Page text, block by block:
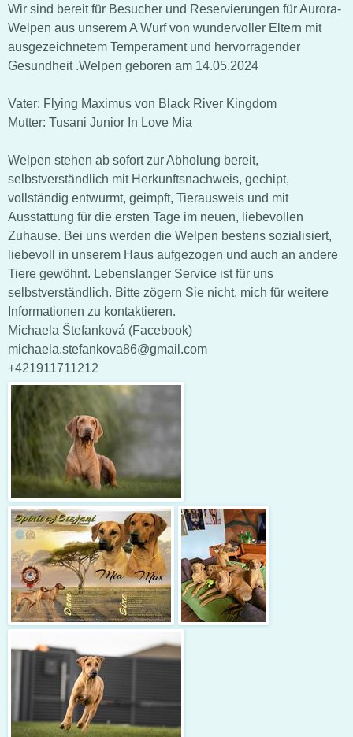
Wir sind bereit für Besucher und Reservierungen für Aurora-
Welpen aus unserem A Wurf von wundervoller Eltern mit
ausgezeichnetem Temperament und hervorragender
Gesundheit .Welpen geboren am 14.05.2024
Vater: Flying Maximus von Black River Kingdom
Mutter: Tusani Junior In Love Mia
Welpen stehen ab sofort zur Abholung bereit,
selbstverständlich mit Herkunftsnachweis, gechipt,
vollständig entwurmt, geimpft, Tierausweis und mit
Ausstattung für die ersten Tage im neuen, liebevollen
Zuhause. Bei uns werden die Welpen bestens sozialisiert,
liebevoll in unserem Haus aufgezogen und auch an andere
Tiere gewöhnt. Lebenslanger Service ist für uns
selbstverständlich. Bitte zögern Sie nicht, mich für weitere
Informationen zu kontaktieren.
Michaela Štefanková (Facebook)
michaela.stefankova86@gmail.com
+421911711212